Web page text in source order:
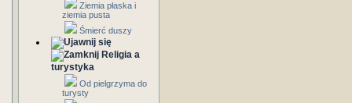
Ziemia płaska i
ziemia pusta
Śmierć duszy
Religia a
turystyka
Od pielgrzyma do
turysty